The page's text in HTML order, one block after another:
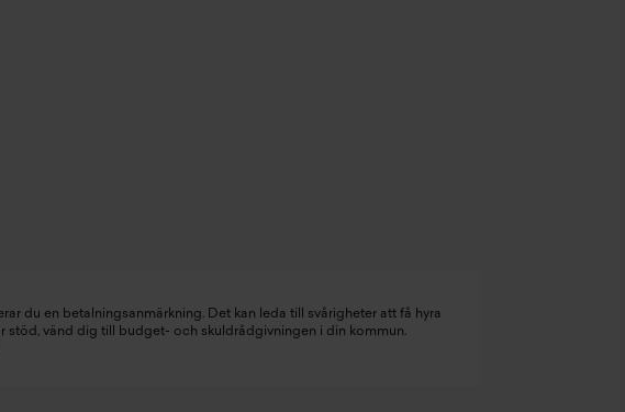
du en betalningsanmärkning. Det kan leda till svårigheter att få hyra
stöd, vänd dig till budget- och skuldrådgivningen i din kommun.